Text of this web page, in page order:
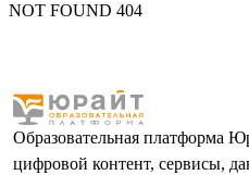
NOT FOUND 404
Образовательная платформа
цифровой контент, сервисы,